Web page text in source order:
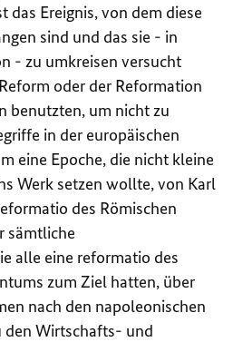
das Ereignis, von dem diese
sind und das sie - in
- zu umkreisen versucht
oder der Reformation
benutzten, um nicht zu
in der europäischen
eine Epoche, die nicht kleine
Werk setzen wollte, von Karl
des Römischen
sämtliche
alle eine reformatio des
zum Ziel hatten, über
nach den napoleonischen
den Wirtschafts- und